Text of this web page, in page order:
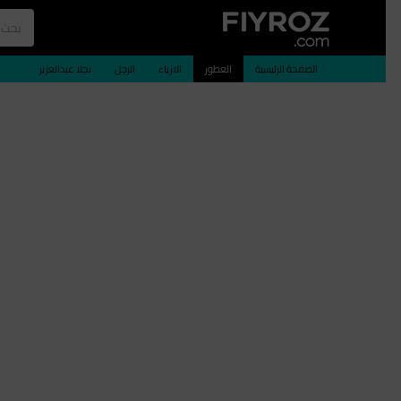
الصفحة الرئيسية العطور الازياء الرجل نجلا عبدالعزيز